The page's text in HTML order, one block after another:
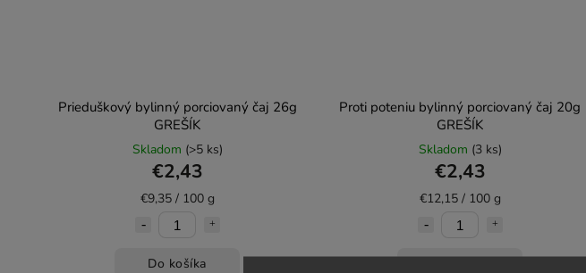
Prieduškový bylinný porciovaný čaj 26g
GREŠÍK
Skladom (>5 ks)
€2,43
€9,35 / 100 g
Do košíka
Proti poteniu bylinný porciovaný čaj 20g
GREŠÍK
Skladom (3 ks)
€2,43
€12,15 / 100 g